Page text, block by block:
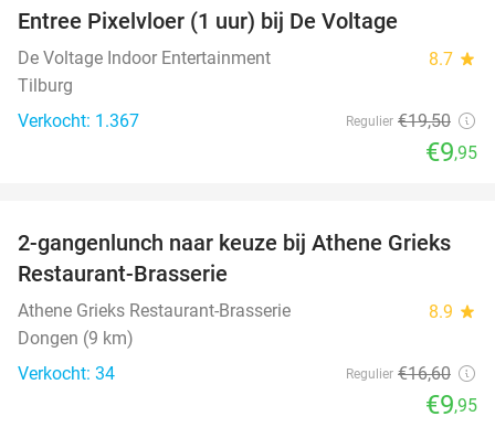
Entree Pixelvloer (1 uur) bij De Voltage
De Voltage Indoor Entertainment 8.7 star
Tilburg
Verkocht: 1.367
Regulier €19,50
€9,95
40%
NEW
TODAY
2-gangenlunch naar keuze bij Athene Grieks
Restaurant-Brasserie
Athene Grieks Restaurant-Brasserie 8.9 star
Dongen (9 km)
Verkocht: 34
Regulier €16,60
€9,95